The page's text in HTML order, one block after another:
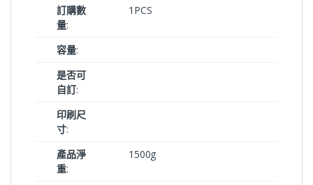
訂購數
量:
1PCS
容量:
是否可
自訂:
印刷尺
寸:
產品淨
重:
1500g